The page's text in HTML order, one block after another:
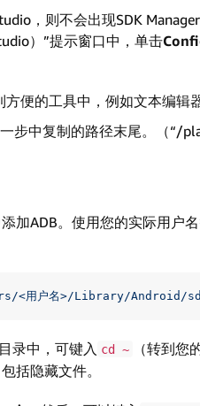
，则不会出现SDK
）”提示窗口中，单击
便的工具中，例如文本编辑器
步中复制的路径末尾。（“/
加ADB。使用您的实际用户
<用户名>/Library/
录中，可键入 cd ~ （转到
括隐藏文件。